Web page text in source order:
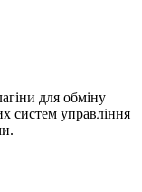
для обміну
систем управління